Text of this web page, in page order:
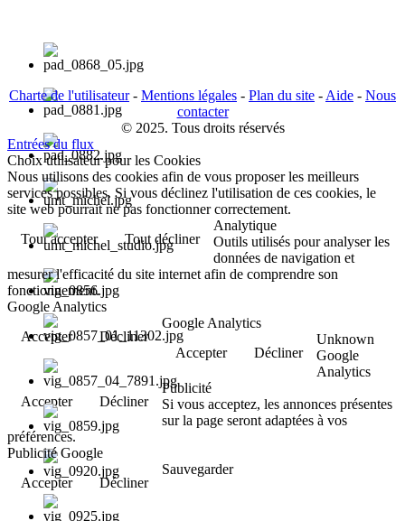
Charte de l'utilisateur- Mentions légales - Plan du site - Aide - Nous
contacter
© 2025. Tous droits réservés
Entrées du flux
Choix utilisateur pour les Cookies
Nous utilisons des cookies afin de vous proposer les meilleurs
services possibles. Si vous déclinez l'utilisation de ces cookies, le
site web pourrait ne pas fonctionner correctement.
Tout accepter
Tout décliner
Analytique
Outils utilisés pour analyser les
données de navigation et
mesurer l'efficacité du site internet afin de comprendre son
fonctionnement.
Google Analytics
Accepter
Décliner
Google Analytics
Accepter
Décliner
Unknown
Google
Analytics
Accepter
Décliner
Publicité
Si vous acceptez, les annonces présentes
sur la page seront adaptées à vos
préférences.
Publicité Google
Accepter
Décliner
Sauvegarder